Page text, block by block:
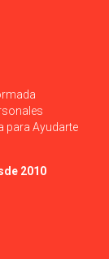
para Ayudarte
2010